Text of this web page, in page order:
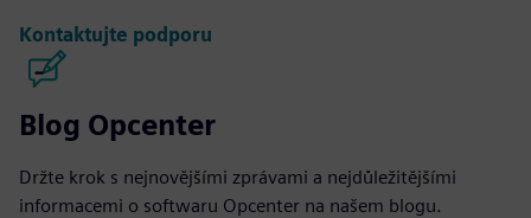
Kontaktujte podporu
Blog Opcenter
Držte krok s nejnovějšími zprávami a nejdůležitějšími
informacemi o softwaru Opcenter na našem blogu.